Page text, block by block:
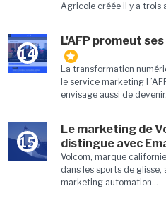
Agricole créée il y a trois
14
L'AFP promeut
La transformation
le service marketing l
envisage aussi de
15
Le marketing de
distingue avec
Volcom, marque
dans les sports de
marketing automation...